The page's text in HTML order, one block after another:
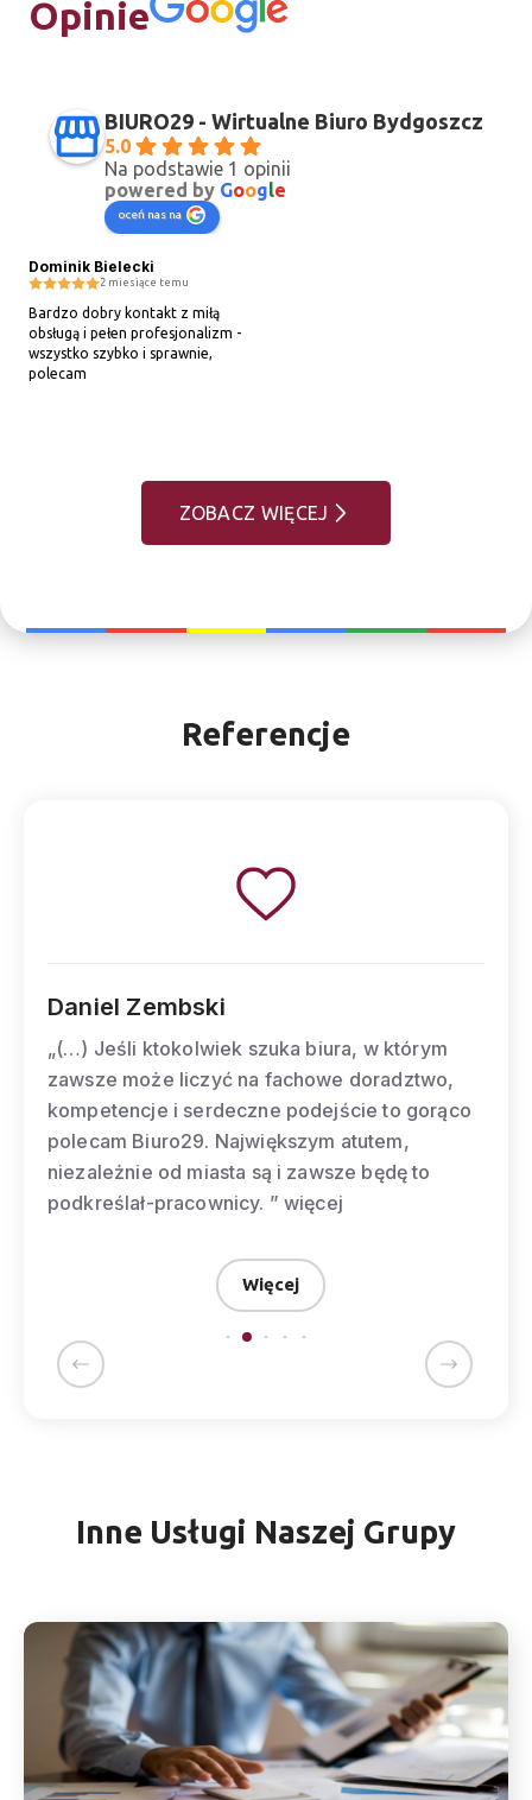
Opinie
BIURO29 - Wirtualne Biuro Bydgoszcz
5.0
Na podstawie 1 opinii
powered by Google
oceń nas na
Dominik Bielecki
2 miesiące temu
Bardzo dobry kontakt z miłą
obsługą i pełen profesjonalizm -
wszystko szybko i sprawnie,
polecam
ZOBACZ WIĘCEJ
Referencje
Daniel Zembski
„(…) Jeśli ktokolwiek szuka biura, w którym
zawsze może liczyć na fachowe doradztwo,
kompetencje i serdeczne podejście to gorąco
polecam Biuro29. Największym atutem,
niezależnie od miasta są i zawsze będę to
podkreślał-pracownicy. ”więcej
Więcej
Inne Usługi Naszej Grupy